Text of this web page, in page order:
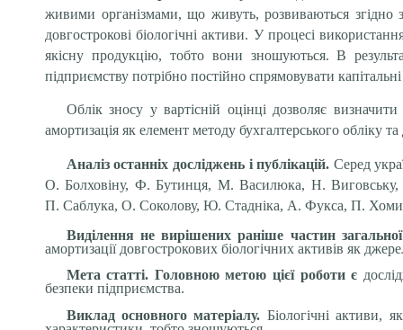
живими організмами, що живуть, розвиваються згідно
довгострокові біологічні активи. У процесі
якісну продукцію, тобто вони зношуються. В
підприємству потрібно постійно спрямовувати
Облік зносу у вартісній оцінці дозволяє
амортизація як елемент методу бухгалтерського обліку
Аналіз останніх досліджень і публікацій. Серед
О. Болховіну, Ф. Бутинця, М. Василюка, Н.
П. Саблука, О. Соколову, Ю. Стадніка, А. Фукса, П.
Виділення не вирішених раніше частин
амортизації довгострокових біологічних активів як
Мета статті. Головною метою цієї роботи є
безпеки підприємства.
Виклад основного матеріалу. Біологічні активи,